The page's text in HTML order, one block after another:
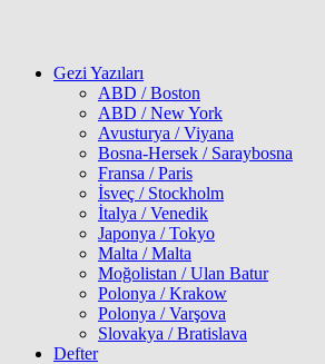
Gezi Yazıları
ABD / Boston
ABD / New York
Avusturya / Viyana
Bosna-Hersek / Saraybosna
Fransa / Paris
İsveç / Stockholm
İtalya / Venedik
Japonya / Tokyo
Malta / Malta
Moğolistan / Ulan Batur
Polonya / Krakow
Polonya / Varşova
Slovakya / Bratislava
Defter